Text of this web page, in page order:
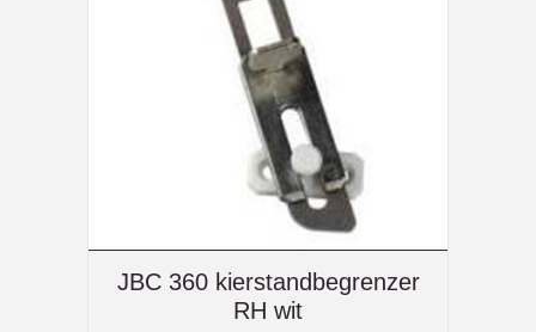
JBC 360 kierstandbegrenzer
RH wit